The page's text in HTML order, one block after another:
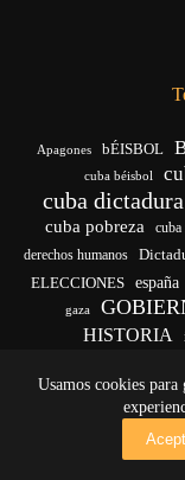
Usamos cookies
Apagones bÉISBOL
cuba béisbol
cuba dictadura
cuba pobreza cuba
derechos humanos
ELECCIONES españa
gaza
HISTORIA
Rusia
régimen cubano
Copyright
Desarrollo,